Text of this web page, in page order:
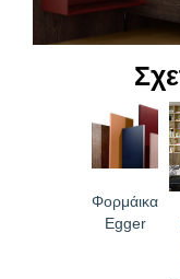
– Υψηλή αντοχή
θάμπωμα
– Υψηλή αντοχή
– Υψηλή
Φορμάικα
Egger